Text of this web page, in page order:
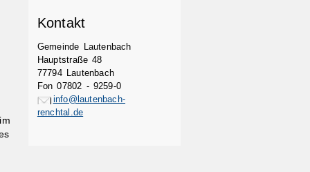
Kontakt
Gemeinde Lautenbach
Hauptstraße 48
77794 Lautenbach
Fon 07802 - 9259-0
info@lautenbach-
renchtal.de